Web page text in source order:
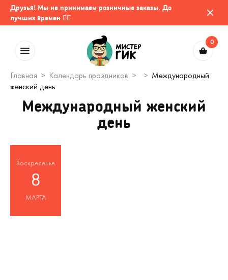
Друзья! Мы не принимаем розничные заказы. До
лучших времен 🤷‍♂️
0
Главная Календарь праздников
Международный
женский день
Международный женский
день
Воскресенье
8
МАРТА